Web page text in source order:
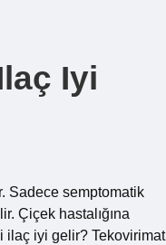
Iyi
Sadece semptomatik
Çiçek hastalığına
ilaç iyi gelir? Tekovirimat